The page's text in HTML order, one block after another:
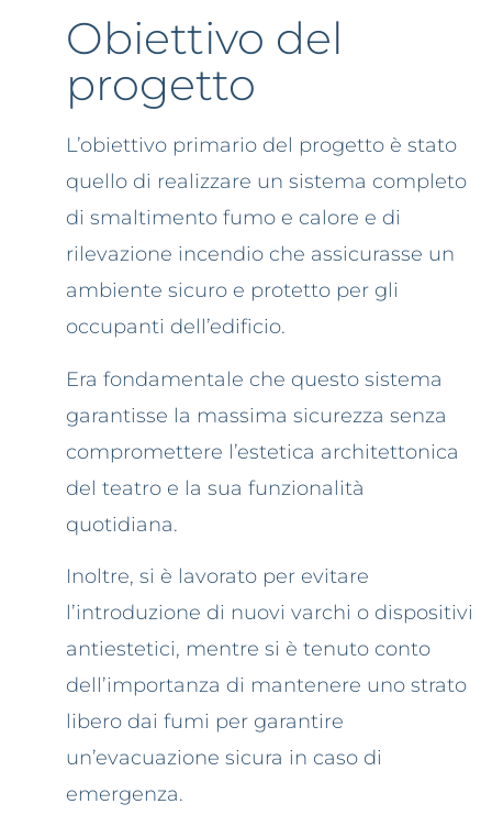
Obiettivo del
progetto
L’obiettivo primario del progetto è stato
quello di realizzare un sistema completo
di smaltimento fumo e calore e di
rilevazione incendio che assicurasse un
ambiente sicuro e protetto per gli
occupanti dell’edificio.
Era fondamentale che questo sistema
garantisse la massima sicurezza senza
compromettere l’estetica architettonica
del teatro e la sua funzionalità
quotidiana.
Inoltre, si è lavorato per evitare
l’introduzione di nuovi varchi o dispositivi
antiestetici, mentre si è tenuto conto
dell’importanza di mantenere uno strato
libero dai fumi per garantire
un’evacuazione sicura in caso di
emergenza.